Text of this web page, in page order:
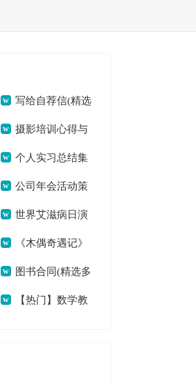
写给自荐信(精选
多篇)[本文共5484
字]
摄影培训心得与
感悟多篇汇总[本文
共3405字]
个人实习总结集
合15篇(全文共
18689字)
公司年会活动策
划流程[本文共5733
字]
世界艾滋病日演
讲稿五分钟[本文共
3661字]
《木偶奇遇记》
读书心得(精选多篇)
[本文共2489字]
图书合同(精选多
篇)[本文共5167字]
【热门】数学教